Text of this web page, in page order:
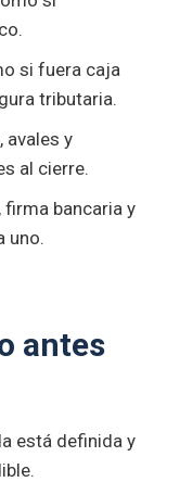
si fuera caja
tributaria.
avales y
al cierre.
bancaria y
uno.
antes
está definida y